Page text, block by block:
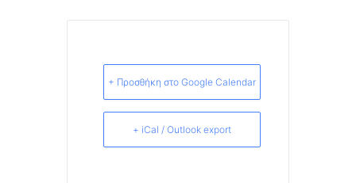
+ Προσθήκη στο Google Calendar
+ iCal / Outlook export